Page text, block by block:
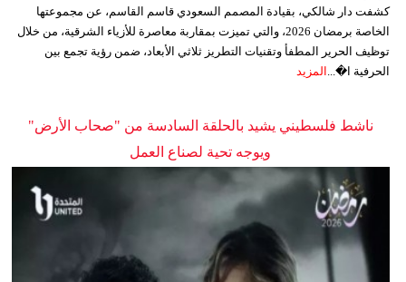
كشفت دار شالكي، بقيادة المصمم السعودي قاسم القاسم، عن مجموعتها
الخاصة برمضان 2026، والتي تميزت بمقاربة معاصرة للأزياء الشرقية، من خلال
توظيف الحرير المطفأ وتقنيات التطريز ثلاثي الأبعاد، ضمن رؤية تجمع بين
الحرفية ا�... المزيد
ناشط فلسطيني يشيد بالحلقة السادسة من "صحاب الأرض"
ويوجه تحية لصناع العمل